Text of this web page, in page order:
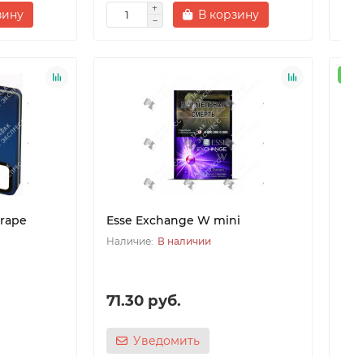
В корзину
Esse Exchange W mini
В наличии
71.30 руб.
Уведомить